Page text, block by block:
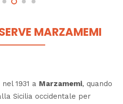
MARZAMEMI
1931 a Marzamemi, quando
Sicilia occidentale per